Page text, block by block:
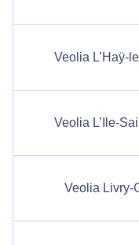
Veolia L’Haÿ-
Veolia L’Ile-
Veolia Livry-